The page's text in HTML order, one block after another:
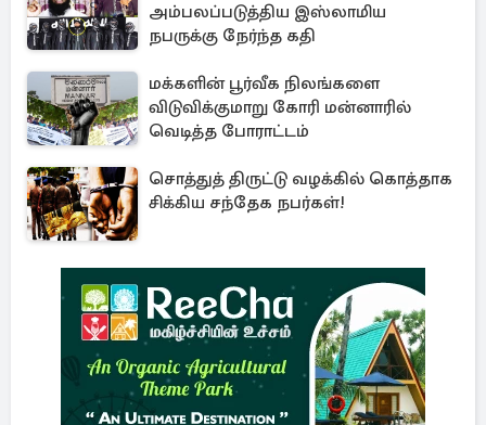
அம்பலப்படுத்திய இஸ்லாமிய
நபருக்கு நேர்ந்த கதி
மக்களின் பூர்வீக நிலங்களை
விடுவிக்குமாறு கோரி மன்னாரில்
வெடித்த போராட்டம்
சொத்துத் திருட்டு வழக்கில் கொத்தாக
சிக்கிய சந்தேக நபர்கள்!